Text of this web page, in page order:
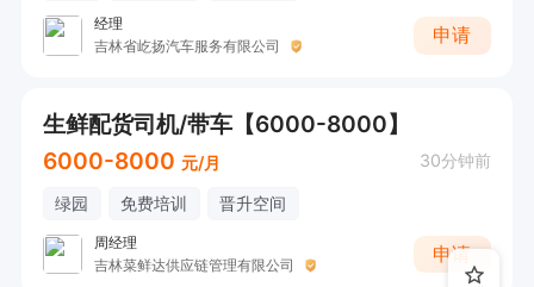
经理
吉林省屹扬汽车服务有限公司
申请
生鲜配货司机/带车【6000-8000】
6000-8000 元/月 30分钟前
绿园 免费培训 晋升空间
周经理
吉林菜鲜达供应链管理有限公司
申请